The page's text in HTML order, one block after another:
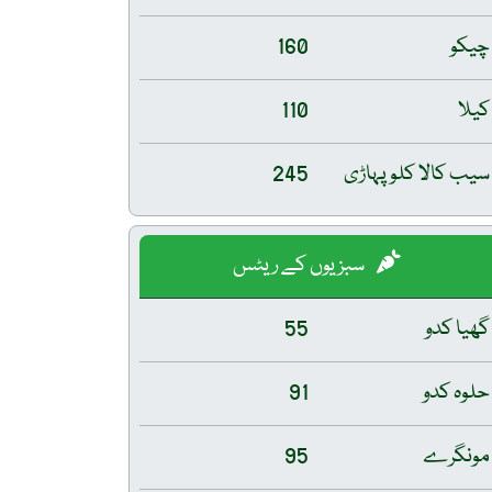
چیکو
160
کیلا
110
سیب کالا کلو پہاڑی
245
سبزیوں کے ریٹس
گھیا کدو
55
حلوہ کدو
91
مونگرے
95